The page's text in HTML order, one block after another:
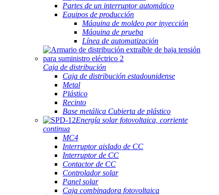
Partes de un interruptor automático
Equipos de producción
Máquina de moldeo por inyección
Máquina de prueba
Línea de automatización
Caja de distribución
Caja de distribución estadounidense
Metal
Plástico
Recinto
Base metálica Cubierta de plástico
Energía solar fotovoltaica, corriente
continua
MC4
Interruptor aislado de CC
Interruptor de CC
Contactor de CC
Controlador solar
Panel solar
Caja combinadora fotovoltaica